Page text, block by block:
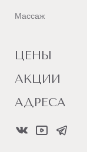
Массаж
ЦЕНЫ
АКЦИИ
АДРЕСА